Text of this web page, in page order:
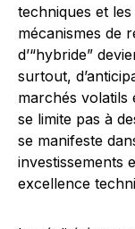
techniques et
mécanismes de
d’“hybride”
surtout,
marchés volatils
se limite pas à
se manifeste
investissements
excellence